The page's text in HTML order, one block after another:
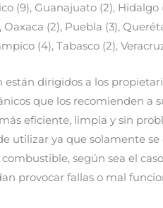
(9), Guanajuato (2), Hidalgo
(2), Puebla (3),
(4), Tabasco (2),
están dirigidos a los
que los recomienden a
eficiente, limpia y sin
utilizar ya que solamente
según sea el
provocar fallas o mal